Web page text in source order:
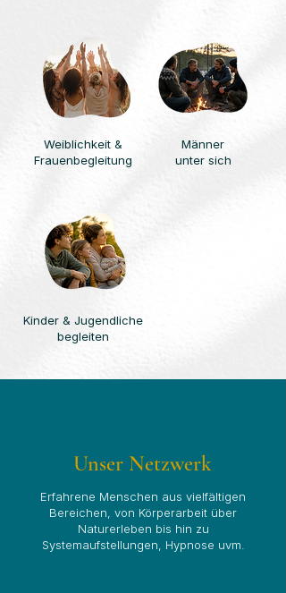
Weiblichkeit &
Frauenbegleitung
Kinder & Jugendliche
begleiten
Männer
unter sich
Unser Netzwerk
Erfahrene Menschen aus vielfältigen
Bereichen, von Körperarbeit über
Naturerleben bis hin zu
Systemaufstellungen, Hypnose uvm.